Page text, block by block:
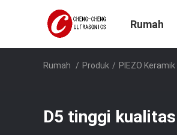
Rumah
Rumah / Produk / PIEZO
D5 tinggi